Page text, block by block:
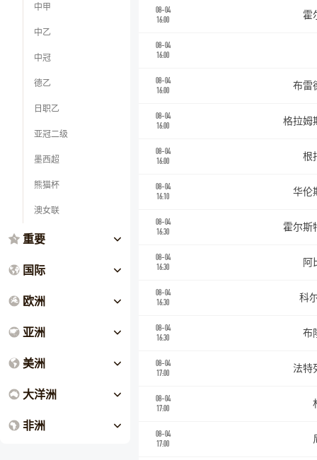
中甲
中乙
中冠
德乙
日职乙
亚冠二级
墨西超
熊猫杯
澳女联
重要
国际
欧洲
亚洲
美洲
大洋洲
非洲
08-04
16:00
霍
08-04
16:00
08-04
16:00
布雷
08-04
16:00
格拉姆
08-04
16:00
根
08-04
16:10
华伦
08-04
16:30
霍尔斯
08-04
16:30
阿
08-04
16:30
科
08-04
16:30
布
08-04
17:00
法特
08-04
17:00
08-04
17:00